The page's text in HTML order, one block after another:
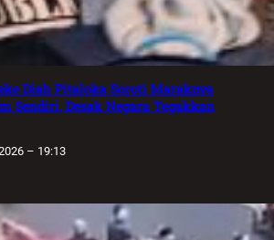
Diah Pitaloka Soroti Maraknya
Sendiri, Desak Negara Tegakkan
– 19:13